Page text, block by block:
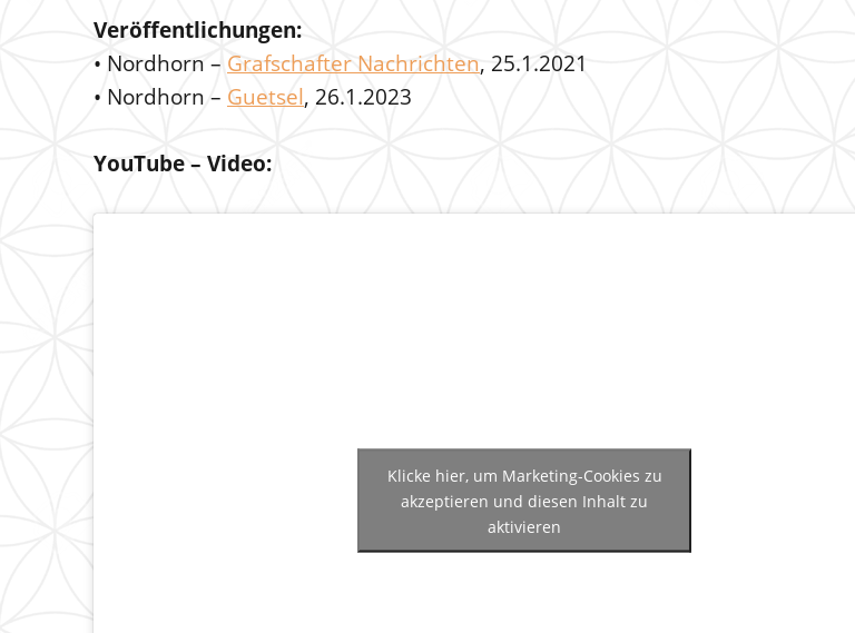
Veröffentlichungen:
• Nordhorn – Grafschafter Nachrichten, 25.1.2021
• Nordhorn – Guetsel, 26.1.2023
YouTube – Video:
Klicke hier, um Marketing-Cookies zu
akzeptieren und diesen Inhalt zu
aktivieren